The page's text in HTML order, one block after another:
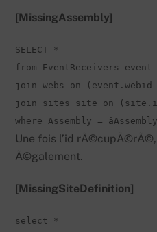
[MissingAssembly]
SELECT *
from EventReceivers event
join webs on
join sites site on
where Assembly =
Une fois l’id
Ã©galement.
[MissingSiteDefinition]
select *